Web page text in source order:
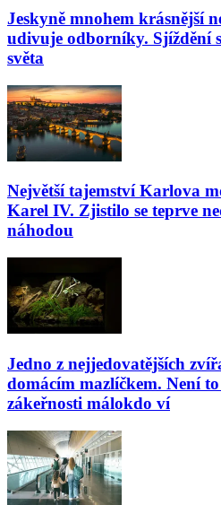
Jeskyně mnohem krásnější
udivuje odborníky. Sjíždění
světa
Největší tajemství Karlova
Karel IV. Zjistilo se teprve
náhodou
Jedno z nejjedovatějších
domácím mazlíčkem. Není
zákeřnosti málokdo ví